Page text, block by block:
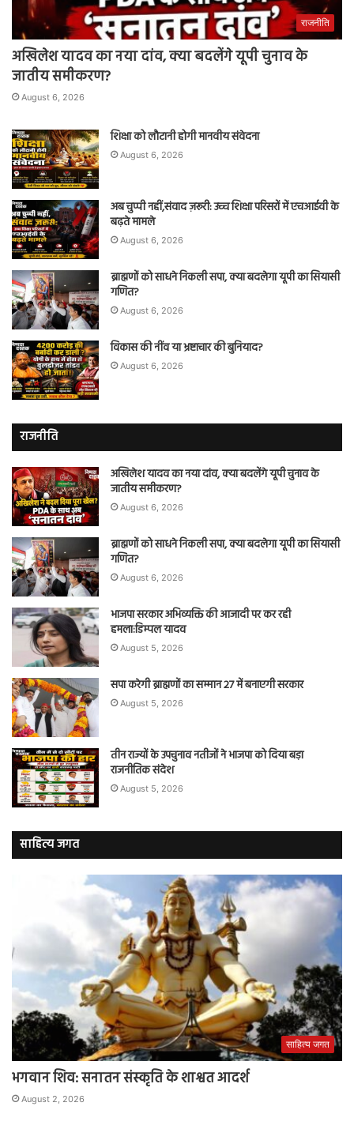
राजनीति
अखिलेश यादव का नया दांव, क्या बदलेंगे यूपी चुनाव के
जातीय समीकरण?
August 6, 2026
शिक्षा को लौटानी होगी मानवीय संवेदना
August 6, 2026
अब चुप्पी नहीं,संवाद ज़रूरी: उच्च शिक्षा परिसरों में एचआईवी के
बढ़ते मामले
August 6, 2026
ब्राह्मणों को साधने निकली सपा, क्या बदलेगा यूपी का सियासी
गणित?
August 6, 2026
विकास की नींव या भ्रष्टाचार की बुनियाद?
August 6, 2026
राजनीति
अखिलेश यादव का नया दांव, क्या बदलेंगे यूपी चुनाव के
जातीय समीकरण?
August 6, 2026
ब्राह्मणों को साधने निकली सपा, क्या बदलेगा यूपी का सियासी
गणित?
August 6, 2026
भाजपा सरकार अभिव्यक्ति की आजादी पर कर रही
हमला:डिम्पल यादव
August 5, 2026
सपा करेगी ब्राह्मणों का सम्मान 27 में बनाएगी सरकार
August 5, 2026
तीन राज्यों के उपचुनाव नतीजों ने भाजपा को दिया बड़ा
राजनीतिक संदेश
August 5, 2026
साहित्य जगत
साहित्य जगत
भगवान शिव: सनातन संस्कृति के शाश्वत आदर्श
August 2, 2026